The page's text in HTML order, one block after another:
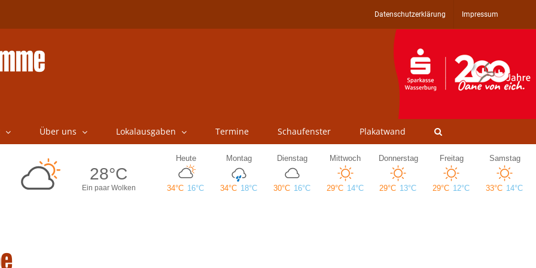
Datenschutzerklärung Impressum
Über uns Lokalausgaben Termine Schaufenster Plakatwand